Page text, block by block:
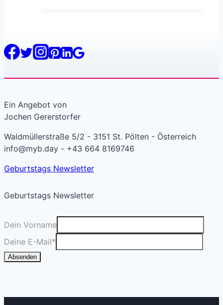
Ein Angebot von
Jochen Gererstorfer
Waldmüllerstraße 5/2 - 3151 St. Pölten - Österreich
info@myb.day - +43 664 8169746
Geburtstags Newsletter
Geburtstags Newsletter
Dein Vorname
Deine E-Mail*
Absenden